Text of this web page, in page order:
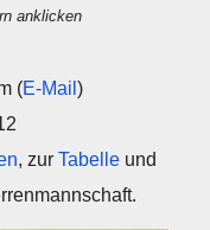
anklicken
(E-Mail )
, zur Tabelle und